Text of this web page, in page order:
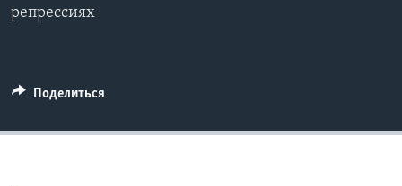
репрессиях
Поделиться